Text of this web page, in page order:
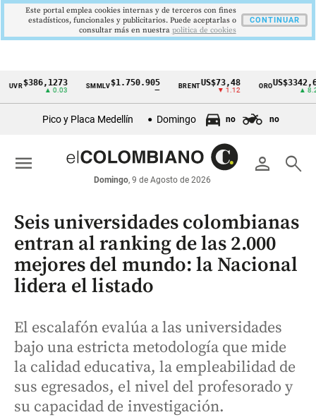
Cintillo
económicos
Colombia
▲ 0.03
SMMLV $1.750.905 BRENT US$73,48
▼ 1.12
ORO US$3342,60
Pico y Placa Medellín Domingo no no
person search
Domingo, 9 de Agosto de 2026
menu
Seis universidades colombianas
entran al ranking de las 2.000
mejores del mundo: la Nacional
lidera el listado
El escalafón evalúa a las universidades
bajo una estricta metodología que mide
la calidad educativa, la empleabilidad de
sus egresados, el nivel del profesorado y
su capacidad de investigación.
Este portal emplea cookies internas y de terceros con fines
estadísticos, funcionales y publicitarios. Puede aceptarlas o
consultar más en nuestra politica de cookies
CONTINUAR